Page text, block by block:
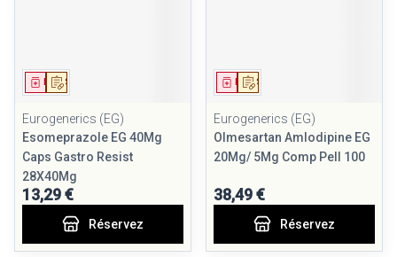
Sur prescription
Médicament
Eurogenerics (EG)
Esomeprazole EG 40Mg
Caps Gastro Resist
28X40Mg
13,29 €
Réservez
Sur prescription
Médicament
Eurogenerics (EG)
Olmesartan Amlodipine EG
20Mg/ 5Mg Comp Pell 100
38,49 €
Réservez